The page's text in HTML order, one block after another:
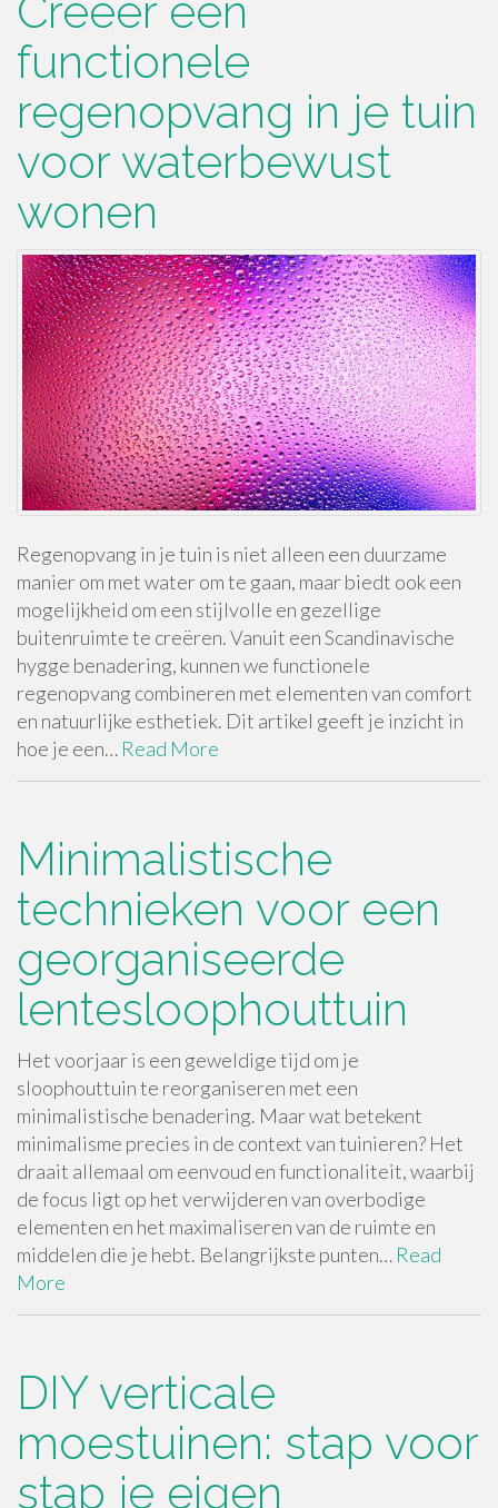
Creëer een
functionele
regenopvang in je tuin
voor waterbewust
wonen
Regenopvang in je tuin is niet alleen een duurzame
manier om met water om te gaan, maar biedt ook een
mogelijkheid om een stijlvolle en gezellige
buitenruimte te creëren. Vanuit een Scandinavische
hygge benadering, kunnen we functionele
regenopvang combineren met elementen van comfort
en natuurlijke esthetiek. Dit artikel geeft je inzicht in
hoe je een… Read More
Minimalistische
technieken voor een
georganiseerde
lentesloophouttuin
Het voorjaar is een geweldige tijd om je
sloophouttuin te reorganiseren met een
minimalistische benadering. Maar wat betekent
minimalisme precies in de context van tuinieren? Het
draait allemaal om eenvoud en functionaliteit, waarbij
de focus ligt op het verwijderen van overbodige
elementen en het maximaliseren van de ruimte en
middelen die je hebt. Belangrijkste punten… Read
More
DIY verticale
moestuinen: stap voor
stap je eigen